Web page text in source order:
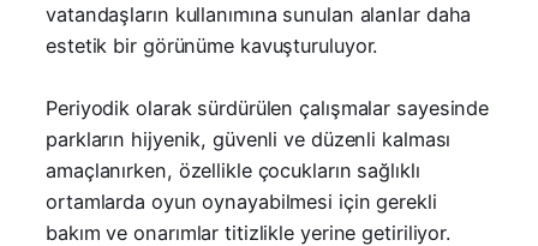
vatandaşların kullanımına sunulan alanlar daha
estetik bir görünüme kavuşturuluyor.
Periyodik olarak sürdürülen çalışmalar sayesinde
parkların hijyenik, güvenli ve düzenli kalması
amaçlanırken, özellikle çocukların sağlıklı
ortamlarda oyun oynayabilmesi için gerekli
bakım ve onarımlar titizlikle yerine getiriliyor.